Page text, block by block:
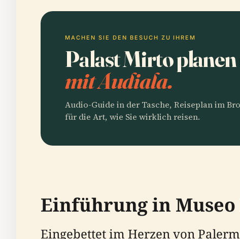
MACHEN SIE DEN BESUCH ZU IHREM
Palast Mirto
mit Audiala.
Audio-Guide in der Tasche, Reiseplan im
für die Art, wie Sie wirklich reisen.
Einführung in
Eingebettet im Herzen von